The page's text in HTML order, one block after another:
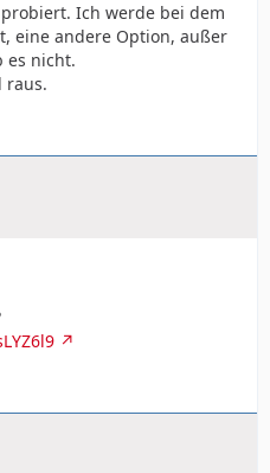
Ich werde bei dem
eine andere Option, außer
es nicht.
raus.